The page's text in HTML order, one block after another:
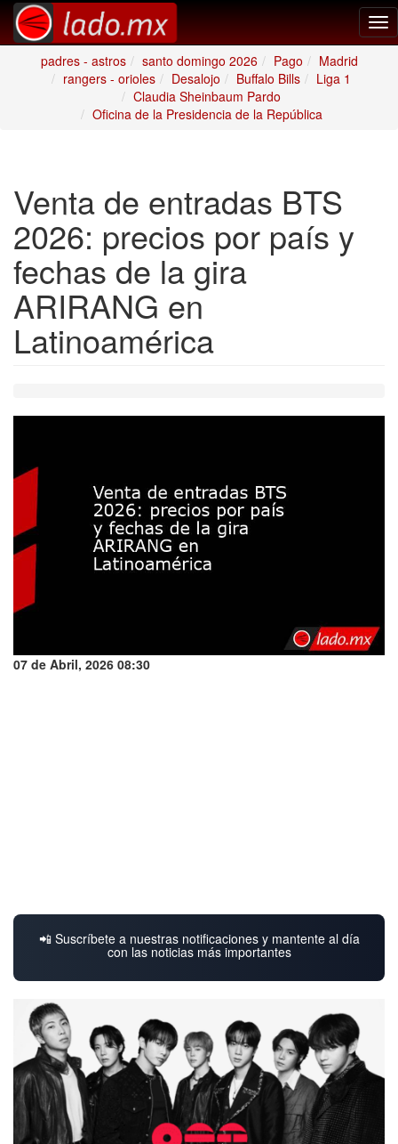
padres - astros
santo domingo 2026 Pago
Madrid
rangers - orioles
Desalojo Buffalo Bills
Liga 1
Claudia Sheinbaum Pardo
Oficina de la Presidencia de la República
Venta de entradas BTS
2026: precios por país y
fechas de la gira
ARIRANG en
Latinoamérica
07 de Abril, 2026 08:30
📲 Suscríbete a nuestras notificaciones y mantente al día
con las noticias más importantes